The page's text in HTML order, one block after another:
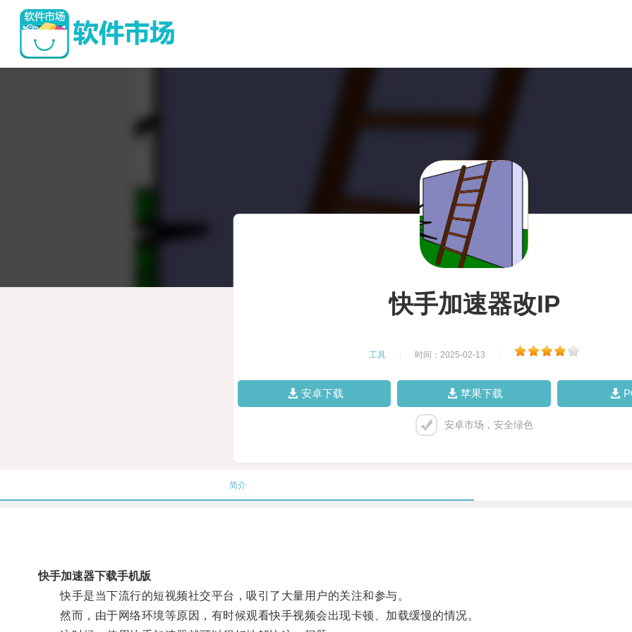
快手加速器改IP
工具 时间：2025-02-13
安卓下载 苹果下载
安卓市场，安全绿色
简介
快手加速器下载手机版
快手是当下流行的短视频社交平台，吸引了大量用户的关注和参与。
然而，由于网络环境等原因，有时候观看快手视频会出现卡顿、加载缓慢的情况。